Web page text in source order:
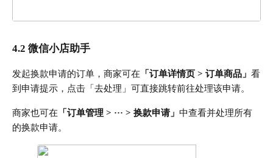
4.2 微信小店助手
发起换款申请的订单，商家可在 「订单详情页 > 订单商品」 看
到申请提示，点击「去处理」可直接跳转前往处理该申请。
商家也可在 「订单管理 > ··· > 换款申请」 中查看并处理所有
的换款申请。